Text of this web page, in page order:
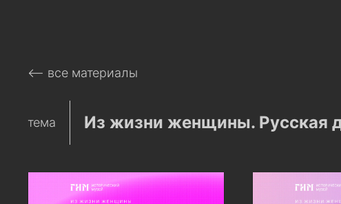
⟵ все материалы
тема Из жизни женщины. Русская